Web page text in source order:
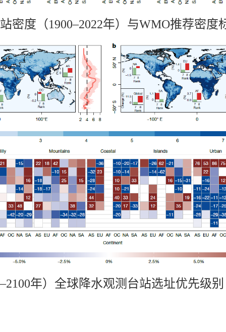
密度（1900–2022年）与WMO推荐密度
年）全球降水观测台站选址优先级别